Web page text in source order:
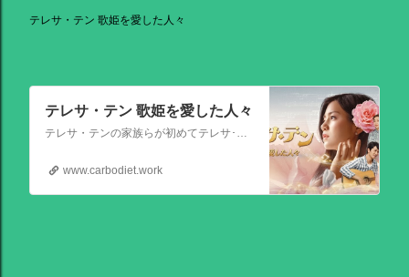
テレサ・テン 歌姫を愛した人々
テレサ・テン 歌姫を愛した人々
www.carbodiet.work